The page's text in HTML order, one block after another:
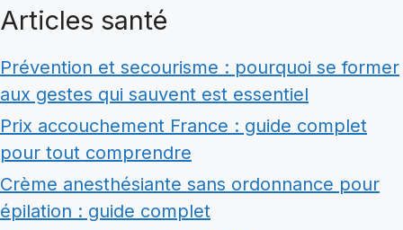
Articles santé
Prévention et secourisme : pourquoi se former
aux gestes qui sauvent est essentiel
Prix accouchement France : guide complet
pour tout comprendre
Crème anesthésiante sans ordonnance pour
épilation : guide complet